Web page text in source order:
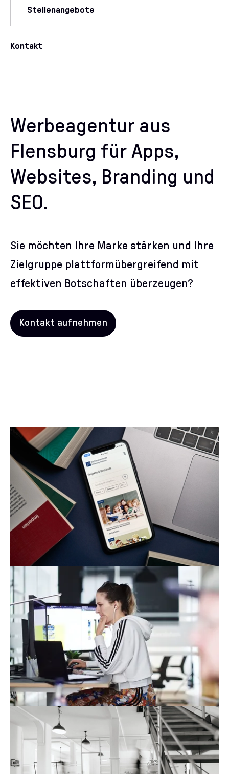
Stellenangebote
Kontakt
Werbeagentur aus
Flensburg für Apps,
Websites, Branding und
SEO.
Sie möchten Ihre Marke stärken und Ihre
Zielgruppe plattformübergreifend mit
effektiven Botschaften überzeugen?
Kontakt aufnehmen